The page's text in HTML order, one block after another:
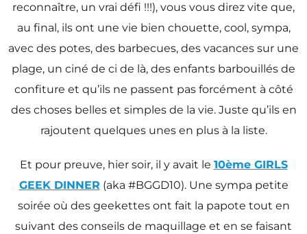
reconnaître, un vrai défi !!!), vous vous direz vite que,
au final, ils ont une vie bien chouette, cool, sympa,
avec des potes, des barbecues, des vacances sur une
plage, un ciné de ci de là, des enfants barbouillés de
confiture et qu’ils ne passent pas forcément à côté
des choses belles et simples de la vie. Juste qu’ils en
rajoutent quelques unes en plus à la liste.
Et pour preuve, hier soir, il y avait le 10ème GIRLS
GEEK DINNER (aka #BGGD10). Une sympa petite
soirée où des geekettes ont fait la papote tout en
suivant des conseils de maquillage et en se faisant